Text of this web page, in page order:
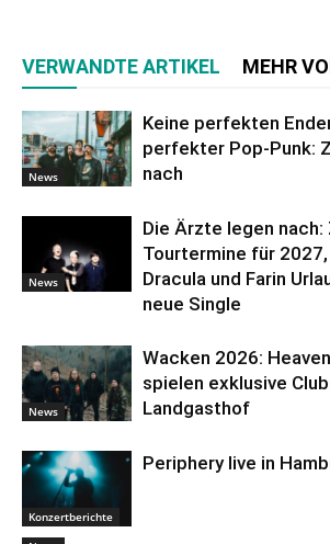
VERWANDTE ARTIKEL MEHR
News
Keine perfekten
perfekter Pop-Punk:
nach
News
Die Ärzte legen
Tourtermine für
Dracula und Farin
neue Single
News
Wacken 2026:
spielen exklusive
Landgasthof
Konzertberichte
Periphery live in